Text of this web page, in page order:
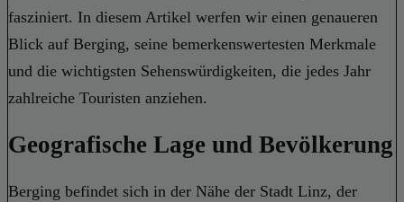
fasziniert. In diesem Artikel werfen wir einen genaueren
Blick auf Berging, seine bemerkenswertesten Merkmale
und die wichtigsten Sehenswürdigkeiten, die jedes Jahr
zahlreiche Touristen anziehen.
Geografische Lage und Bevölkerung
Berging befindet sich in der Nähe der Stadt Linz, der